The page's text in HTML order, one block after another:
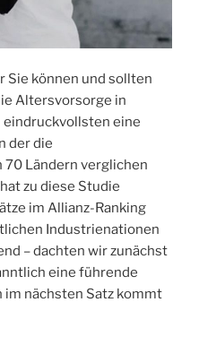
Sie können und sollten
Altersvorsorge in
eindruckvollsten eine
der die
Ländern verglichen
zu diese Studie
im Allianz-Ranking
Industrienationen
– dachten wir zunächst
eine führende
im nächsten Satz kommt